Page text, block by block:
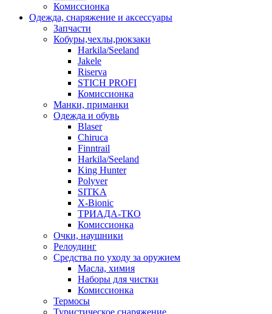
Комиссионка
Одежда, снаряжение и аксессуары
Запчасти
Кобуры,чехлы,рюкзаки
Harkila/Seeland
Jakele
Riserva
STICH PROFI
Комиссионка
Манки, приманки
Одежда и обувь
Blaser
Chiruca
Finntrail
Harkila/Seeland
King Hunter
Polyver
SITKA
X-Bionic
ТРИАДА-ТКО
Комиссионка
Очки, наушники
Релоудинг
Средства по уходу за оружием
Масла, химия
Наборы для чистки
Комиссионка
Термосы
Туристическое снаряжение